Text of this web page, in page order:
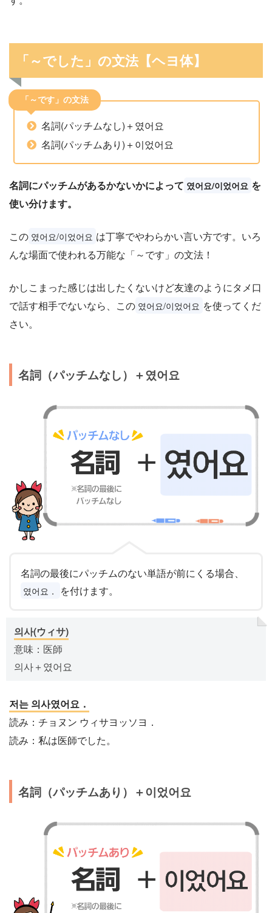
「～でした」の文法【ヘヨ体】
「～です」の文法
名詞(パッチムなし)＋였어요
名詞(パッチムあり)＋이었어요
名詞にパッチムがあるかないかによって 였어요/이었어요 を
使い分けます。
この 였어요/이었어요 は丁寧でやわらかい言い方です。いろ
んな場面で使われる万能な「～です」の文法！
かしこまった感じは出したくないけど友達のようにタメ口
で話す相手でないなら、この 였어요/이었어요 を使ってくだ
さい。
名詞（パッチムなし）＋였어요
名詞の最後にパッチムのない単語が前にくる場合、
였어요． を付けます。
의사(ウィサ)
意味：医師
의사＋였어요
저는 의사였어요．
読み：チョヌン ウィサヨッソヨ．
読み：私は医師でした。
名詞（パッチムあり）＋이었어요